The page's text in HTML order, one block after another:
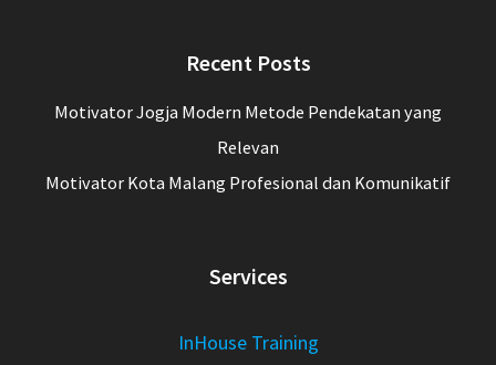
Recent Posts
Motivator Jogja Modern Metode Pendekatan yang
Relevan
Motivator Kota Malang Profesional dan Komunikatif
Services
InHouse Training